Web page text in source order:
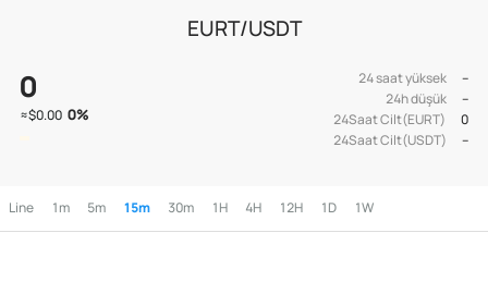
EURT/USDT
0
≈$0.00 0%
24 saat yüksek
--
24h düşük
--
24Saat Cilt(EURT)
0
24Saat Cilt(USDT)
--
Line 1m 5m 15m 30m 1H 4H 12H 1D 1W